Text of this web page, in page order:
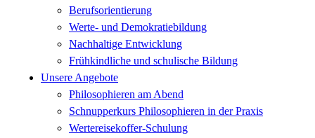
Berufsorientierung
Werte- und Demokratiebildung
Nachhaltige Entwicklung
Frühkindliche und schulische Bildung
Unsere Angebote
Philosophieren am Abend
Schnupperkurs Philosophieren in der Praxis
Wertereisekoffer-Schulung